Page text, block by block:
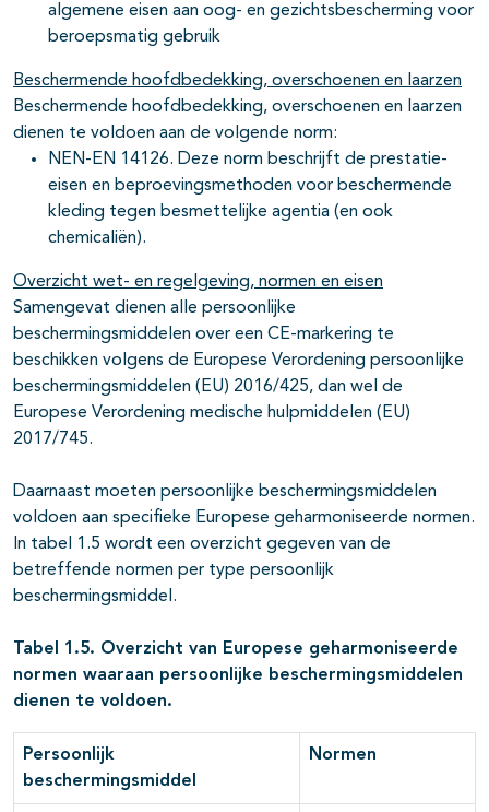
algemene eisen aan oog- en gezichtsbescherming voor
beroepsmatig gebruik
Beschermende hoofdbedekking, overschoenen en laarzen
Beschermende hoofdbedekking, overschoenen en laarzen
dienen te voldoen aan de volgende norm:
NEN-EN 14126. Deze norm beschrijft de prestatie-
eisen en beproevingsmethoden voor beschermende
kleding tegen besmettelijke agentia (en ook
chemicaliën).
Overzicht wet- en regelgeving, normen en eisen
Samengevat dienen alle persoonlijke
beschermingsmiddelen over een CE-markering te
beschikken volgens de Europese Verordening persoonlijke
beschermingsmiddelen (EU) 2016/425, dan wel de
Europese Verordening medische hulpmiddelen (EU)
2017/745.
Daarnaast moeten persoonlijke beschermingsmiddelen
voldoen aan specifieke Europese geharmoniseerde normen.
In tabel 1.5 wordt een overzicht gegeven van de
betreffende normen per type persoonlijk
beschermingsmiddel.
Tabel 1.5. Overzicht van Europese geharmoniseerde
normen waaraan persoonlijke beschermingsmiddelen
dienen te voldoen.
Persoonlijk
beschermingsmiddel
Normen